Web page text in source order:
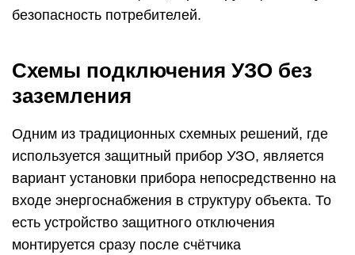
безопасность потребителей.
Схемы подключения УЗО без
заземления
Одним из традиционных схемных решений, где
используется защитный прибор УЗО, является
вариант установки прибора непосредственно на
входе энергоснабжения в структуру объекта. То
есть устройство защитного отключения
монтируется сразу после счётчика